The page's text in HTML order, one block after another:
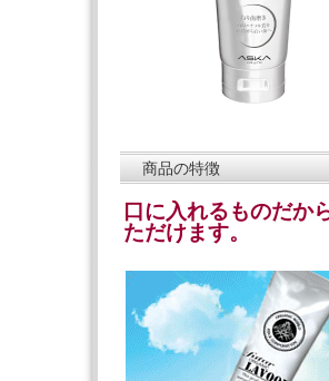
商品の特徴
口に入れるものだか
ただけます。